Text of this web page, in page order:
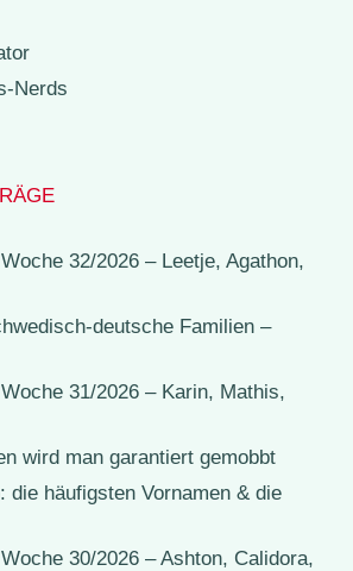
Nerds
32/2026 – Leetje, Agathon,
deutsche Familien –
31/2026 – Karin, Mathis,
wird man garantiert gemobbt
die häufigsten Vornamen & die
30/2026 – Ashton, Calidora,